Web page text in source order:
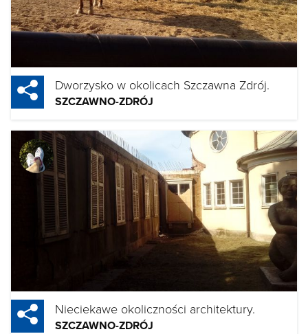
Dworzysko w okolicach Szczawna Zdrój.
SZCZAWNO-ZDRÓJ
Nieciekawe okoliczności architektury.
SZCZAWNO-ZDRÓJ